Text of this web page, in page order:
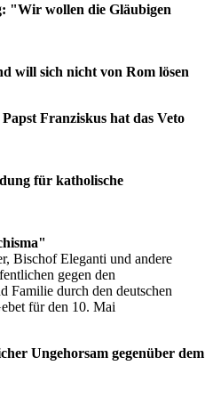
"Wir wollen die Gläubigen
will sich nicht von Rom lösen
Franziskus hat das Veto
für katholische
Bischof Eleganti und andere
gegen den
Familie durch den deutschen
für den 10. Mai
Ungehorsam gegenüber dem